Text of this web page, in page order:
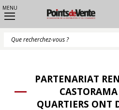
MENU
PARTENARIAT
QUARTIERS ONT